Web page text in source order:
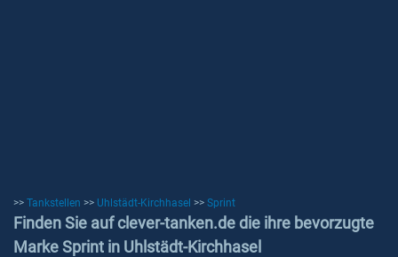
>> Tankstellen >> Uhlstädt-Kirchhasel >> Sprint
Finden Sie auf clever-tanken.de die ihre bevorzugte
Marke Sprint in Uhlstädt-Kirchhasel